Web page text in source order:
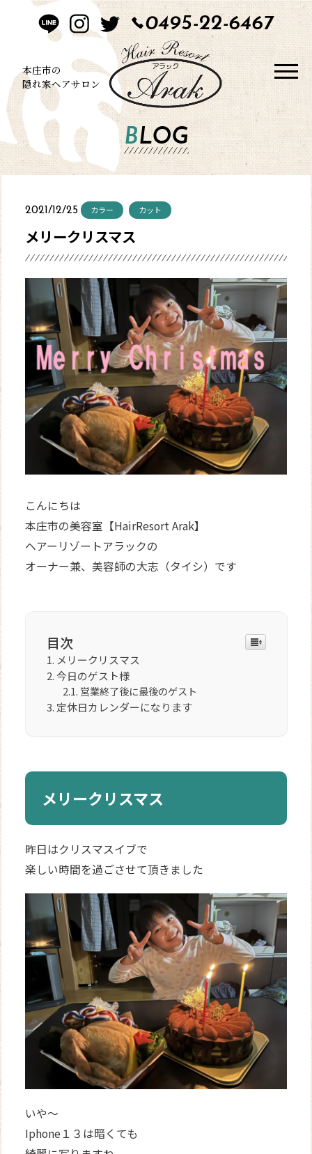
HOME
CONCEPT
STYLE
MENU
SALON
CONTACT
WEB予約
0495-22-6467
本庄市の
隠れ家ヘアサロン
BLOG
2021/12/25 カラー カット
メリークリスマス
こんにちは
本庄市の美容室【HairResort Arak】
ヘアーリゾートアラックの
オーナー兼、美容師の大志（タイシ）です
目次
メリークリスマス
今日のゲスト様
営業終了後に最後のゲスト
定休日カレンダーになります
メリークリスマス
昨日はクリスマスイブで
楽しい時間を過ごさせて頂きました
いや～
Iphone１３は暗くても